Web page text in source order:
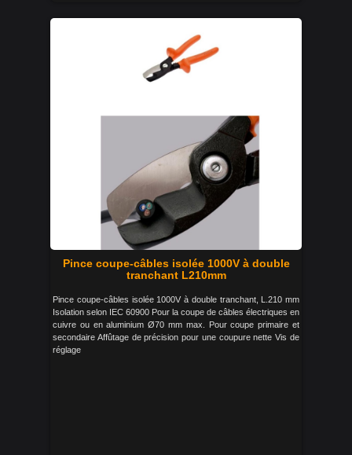
Pince coupe-câbles isolée 1000V à double
tranchant L210mm
Pince coupe-câbles isolée 1000V à double tranchant, L.210 mm
Isolation selon IEC 60900 Pour la coupe de câbles électriques en
cuivre ou en aluminium Ø70 mm max. Pour coupe primaire et
secondaire Affûtage de précision pour une coupure nette Vis de
réglage